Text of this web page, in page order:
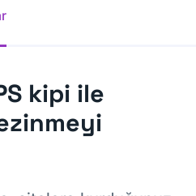
kipi ile